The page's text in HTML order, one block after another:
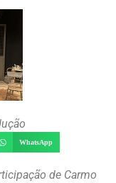
WhatsApp
de Carmo